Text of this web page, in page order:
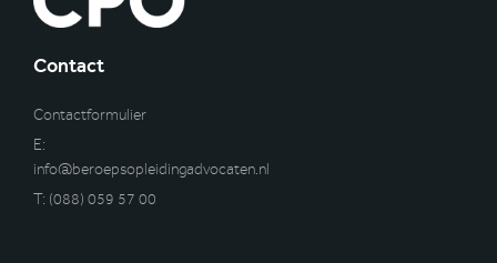
Contact
Contactformulier
E:
info@beroepsopleidingadvocaten.nl
T: (088) 059 57 00